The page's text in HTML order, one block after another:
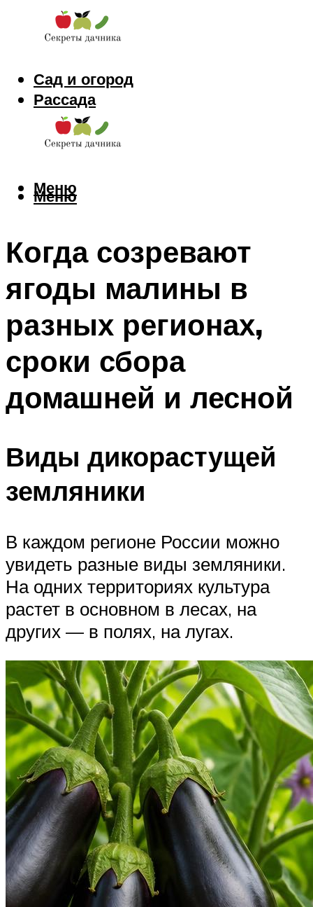
Сад и огород
Рассада
Цветы
Заготовки
Меню
Меню
Когда созревают
ягоды малины в
разных регионах,
сроки сбора
домашней и лесной
Виды дикорастущей
земляники
В каждом регионе России можно
увидеть разные виды земляники.
На одних территориях культура
растет в основном в лесах, на
других — в полях, на лугах.